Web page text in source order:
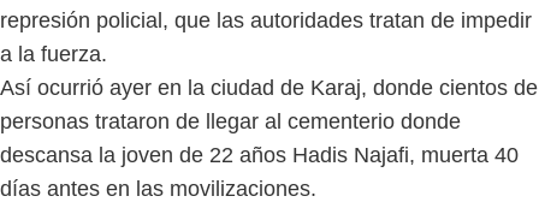
represión policial, que las autoridades tratan de impedir
a la fuerza.
Así ocurrió ayer en la ciudad de Karaj, donde cientos de
personas trataron de llegar al cementerio donde
descansa la joven de 22 años Hadis Najafi, muerta 40
días antes en las movilizaciones.